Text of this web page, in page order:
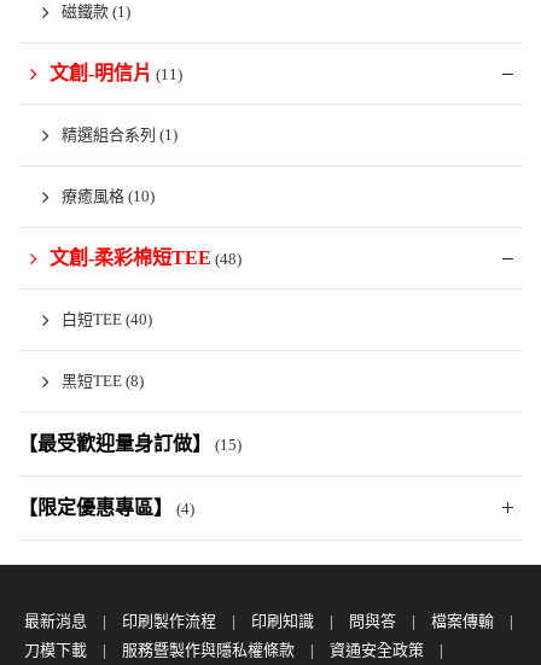
磁鐵款 (1)
文創-明信片 (11)
精選組合系列 (1)
療癒風格 (10)
文創-柔彩棉短TEE (48)
白短TEE (40)
黑短TEE (8)
【最受歡迎量身訂做】 (15)
【限定優惠專區】 (4)
最新消息 印刷製作流程 印刷知識 問與答
檔案傳輸
刀模下載
服務暨製作與隱私權條款
資通安全政策